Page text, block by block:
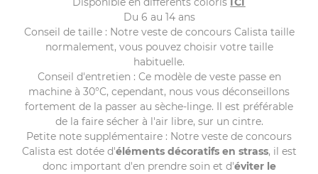
Du 6 au 14 ans
Conseil de taille : Notre veste de concours Calista taille
normalement, vous pouvez choisir votre taille
habituelle.
Conseil d'entretien : Ce modèle de veste passe en
machine à 30°C, cependant, nous vous déconseillons
fortement de la passer au sèche-linge. Il est préférable
de la faire sécher à l'air libre, sur un cintre.
Petite note supplémentaire : Notre veste de concours
Calista est dotée d'éléments décoratifs en strass, il est
donc important d'en prendre soin et d'éviter le